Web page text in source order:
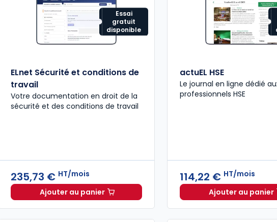
Essai
gratuit
disponible
ELnet Sécurité et conditions de
travail
Votre documentation en droit de la
sécurité ​et des conditions de travail
235,73 € HT/mois
Ajouter au panierELnet Sécurité et conditions de travail à 235,73 €HT/
actuEL HSE
Le journal en ligne dédié
professionnels HSE
114,22 € HT/mois
Ajouter au panier
actuEL